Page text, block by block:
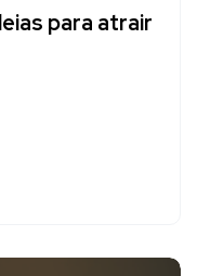
para atrair